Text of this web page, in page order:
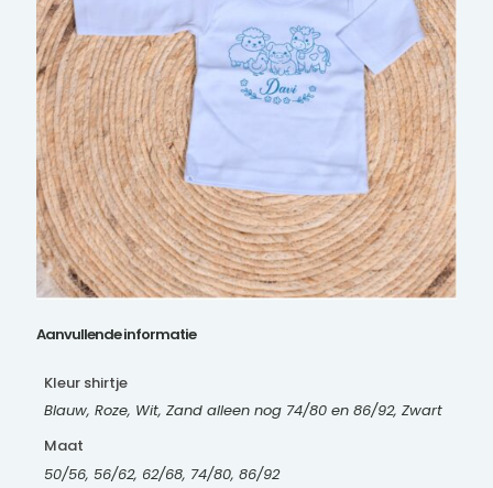
Aanvullende informatie
Kleur shirtje
Blauw, Roze, Wit, Zand alleen nog 74/80 en 86/92, Zwart
Maat
50/56, 56/62, 62/68, 74/80, 86/92